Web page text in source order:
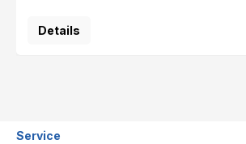
Details
Service